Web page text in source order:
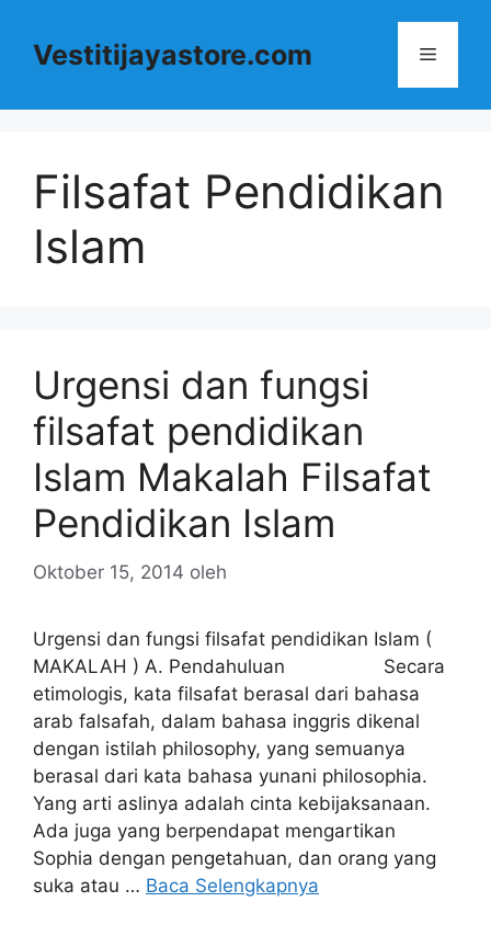
Vestitijayastore.com Menu
Filsafat Pendidikan
Islam
Urgensi dan fungsi
filsafat pendidikan
Islam Makalah Filsafat
Pendidikan Islam
Oktober 15, 2014 oleh
Urgensi dan fungsi filsafat pendidikan Islam (
MAKALAH ) A. Pendahuluan Secara
etimologis, kata filsafat berasal dari bahasa
arab falsafah, dalam bahasa inggris dikenal
dengan istilah philosophy, yang semuanya
berasal dari kata bahasa yunani philosophia.
Yang arti aslinya adalah cinta kebijaksanaan.
Ada juga yang berpendapat mengartikan
Sophia dengan pengetahuan, dan orang yang
suka atau … Baca Selengkapnya